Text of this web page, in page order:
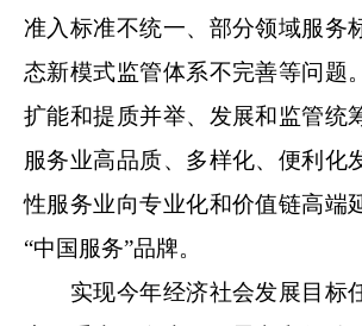
准入标准不统一、部分领域服务
态新模式监管体系不完善等问题
扩能和提质并举、发展和监管统
服务业高品质、多样化、便利化
性服务业向专业化和价值链高端
“中国服务”品牌。
实现今年经济社会发展目标任